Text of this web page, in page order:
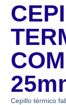
Cepillo térmico